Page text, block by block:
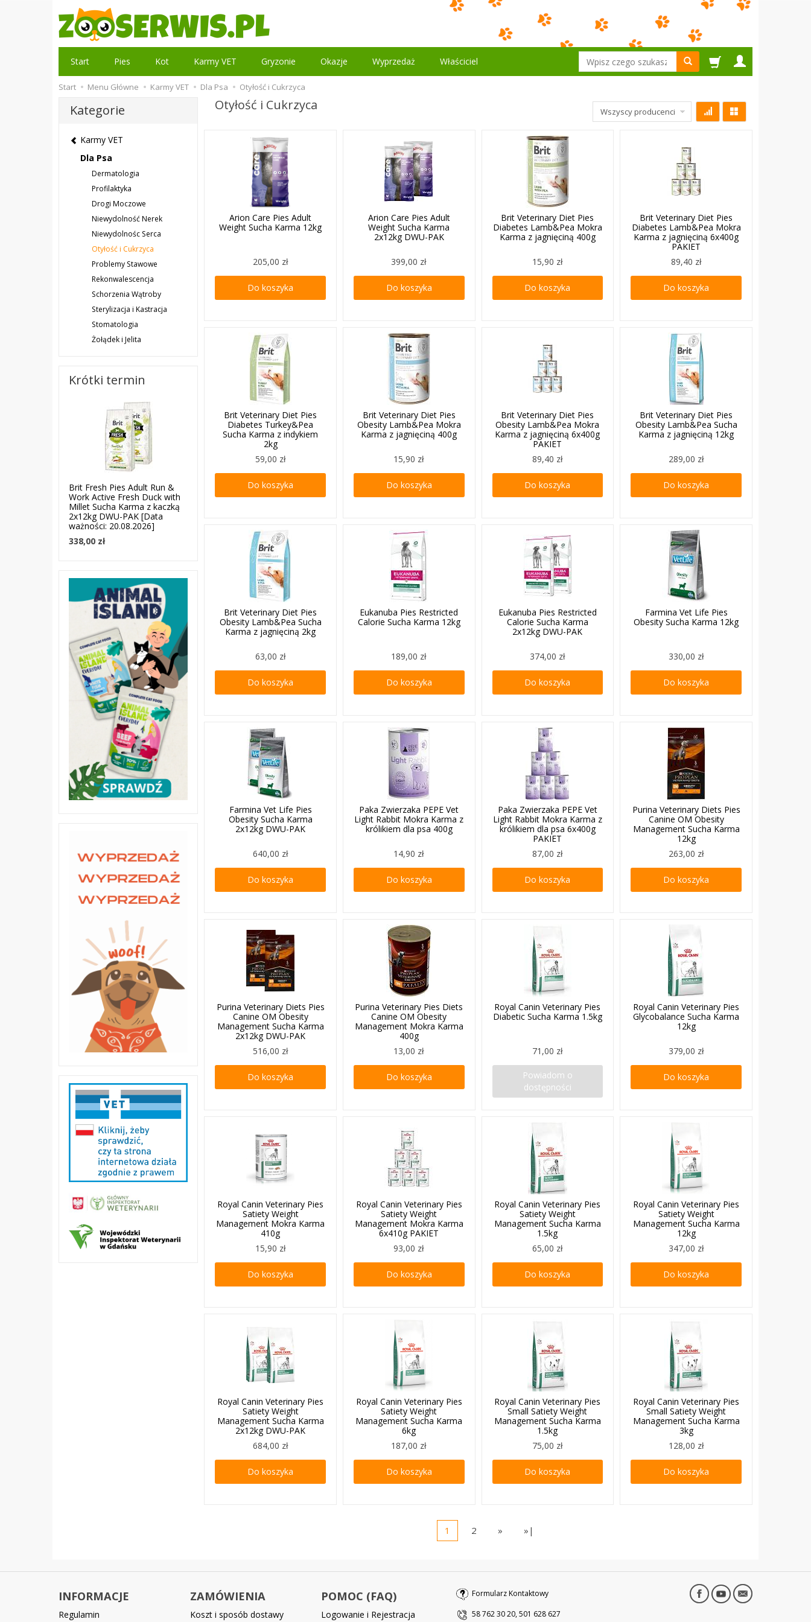
Wyszukaj
Start Pies Kot Karmy VET Gryzonie Okazje Wyprzedaż Właściciel
Start Menu Główne Karmy VET Dla Psa Otyłość i Cukrzyca
Otyłość i Cukrzyca
Arion Care Pies Adult
Weight Sucha Karma 12kg
205,00 zł
Do koszyka
Arion Care Pies Adult
Weight Sucha Karma
2x12kg DWU-PAK
399,00 zł
Do koszyka
Brit Veterinary Diet Pies
Diabetes Lamb&Pea Mokra
Karma z jagnięciną 400g
15,90 zł
Do koszyka
Brit Veterinary Diet Pies
Diabetes Lamb&Pea Mokra
Karma z jagnięciną 6x400g
PAKIET
89,40 zł
Do koszyka
Brit Veterinary Diet Pies
Diabetes Turkey&Pea
Sucha Karma z indykiem
2kg
59,00 zł
Do koszyka
Brit Veterinary Diet Pies
Obesity Lamb&Pea Mokra
Karma z jagnięciną 400g
15,90 zł
Do koszyka
Brit Veterinary Diet Pies
Obesity Lamb&Pea Mokra
Karma z jagnięciną 6x400g
PAKIET
89,40 zł
Do koszyka
Brit Veterinary Diet Pies
Obesity Lamb&Pea Sucha
Karma z jagnięciną 12kg
289,00 zł
Do koszyka
Brit Veterinary Diet Pies
Obesity Lamb&Pea Sucha
Karma z jagnięciną 2kg
63,00 zł
Do koszyka
Eukanuba Pies Restricted
Calorie Sucha Karma 12kg
189,00 zł
Do koszyka
Eukanuba Pies Restricted
Calorie Sucha Karma
2x12kg DWU-PAK
374,00 zł
Do koszyka
Farmina Vet Life Pies
Obesity Sucha Karma 12kg
330,00 zł
Do koszyka
Farmina Vet Life Pies
Obesity Sucha Karma
2x12kg DWU-PAK
640,00 zł
Do koszyka
Paka Zwierzaka PEPE Vet
Light Rabbit Mokra Karma z
królikiem dla psa 400g
14,90 zł
Do koszyka
Paka Zwierzaka PEPE Vet
Light Rabbit Mokra Karma z
królikiem dla psa 6x400g
PAKIET
87,00 zł
Do koszyka
Purina Veterinary Diets Pies
Canine OM Obesity
Management Sucha Karma
12kg
263,00 zł
Do koszyka
Purina Veterinary Diets Pies
Canine OM Obesity
Management Sucha Karma
2x12kg DWU-PAK
516,00 zł
Do koszyka
Purina Veterinary Pies Diets
Canine OM Obesity
Management Mokra Karma
400g
13,00 zł
Do koszyka
Royal Canin Veterinary Pies
Diabetic Sucha Karma 1.5kg
71,00 zł
Powiadom o
dostępności
Royal Canin Veterinary Pies
Glycobalance Sucha Karma
12kg
379,00 zł
Do koszyka
Royal Canin Veterinary Pies
Satiety Weight
Management Mokra Karma
410g
15,90 zł
Do koszyka
Royal Canin Veterinary Pies
Satiety Weight
Management Mokra Karma
6x410g PAKIET
93,00 zł
Do koszyka
Royal Canin Veterinary Pies
Satiety Weight
Management Sucha Karma
1.5kg
65,00 zł
Do koszyka
Royal Canin Veterinary Pies
Satiety Weight
Management Sucha Karma
12kg
347,00 zł
Do koszyka
Royal Canin Veterinary Pies
Satiety Weight
Management Sucha Karma
2x12kg DWU-PAK
684,00 zł
Do koszyka
Royal Canin Veterinary Pies
Satiety Weight
Management Sucha Karma
6kg
187,00 zł
Do koszyka
Royal Canin Veterinary Pies
Small Satiety Weight
Management Sucha Karma
1.5kg
75,00 zł
Do koszyka
Royal Canin Veterinary Pies
Small Satiety Weight
Management Sucha Karma
3kg
128,00 zł
Do koszyka
1 2 » »|
Kategorie
Karmy VET
Dla Psa
Dermatologia
Profilaktyka
Drogi Moczowe
Niewydolność Nerek
Niewydolnośc Serca
Otyłość i Cukrzyca
Problemy Stawowe
Rekonwalescencja
Schorzenia Wątroby
Sterylizacja i Kastracja
Stomatologia
Żołądek i Jelita
Krótki termin
Brit Fresh Pies Adult Run &
Work Active Fresh Duck with
Millet Sucha Karma z kaczką
2x12kg DWU-PAK [Data
ważności: 20.08.2026]
338,00 zł
INFORMACJE
Regulamin
ZAMÓWIENIA
Koszt i sposób dostawy
POMOC (FAQ)
Logowanie i Rejestracja
Formularz Kontaktowy
58 762 30 20, 501 628 627